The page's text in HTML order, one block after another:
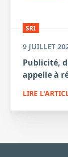
SRI
9 JUILLET
Publicité,
appelle à
LIRE